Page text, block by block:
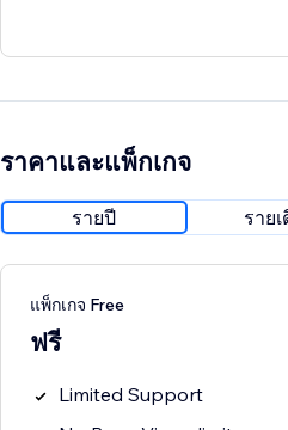
ราคาและแพ็กเกจ
รายปี ราย
แพ็กเกจ Free
ฟรี
Limited Support